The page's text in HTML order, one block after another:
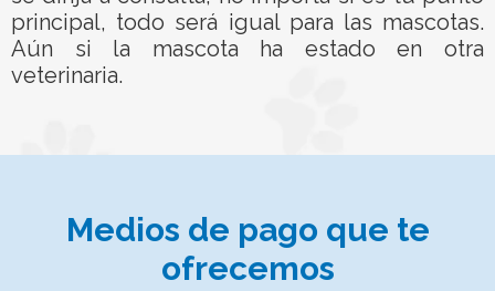
principal, todo será igual para las mascotas.
Aún si la mascota ha estado en otra
veterinaria.
Medios de pago que te
ofrecemos